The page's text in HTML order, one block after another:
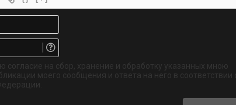
Имя*
Email.
обязательно
согласие на сбор, хранение и обработку указанных мною
моего сообщения и ответа на него в соответствии с